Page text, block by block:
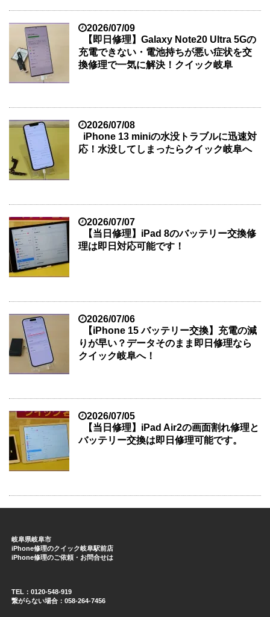
2026/07/09
【即日修理】Galaxy Note20 Ultra 5Gの
充電できない・電池持ちが悪い症状を交
換修理で一気に解決！クイック岐阜
2026/07/08
iPhone 13 miniの水没トラブルに迅速対
応！水没してしまったらクイック岐阜へ
2026/07/07
【当日修理】iPad 8のバッテリー交換修
理は即日対応可能です！
2026/07/06
【iPhone 15 バッテリー交換】充電の減
りが早い？データそのまま即日修理なら
クイック岐阜へ！
2026/07/05
【当日修理】iPad Air2の画面割れ修理と
バッテリー交換は即日修理可能です。
岐阜県岐阜市
iPhone修理のクイック岐阜駅前店
iPhone修理のご依頼・お問合せは
TEL：0120-548-919
繋がらない場合：058-264-7456